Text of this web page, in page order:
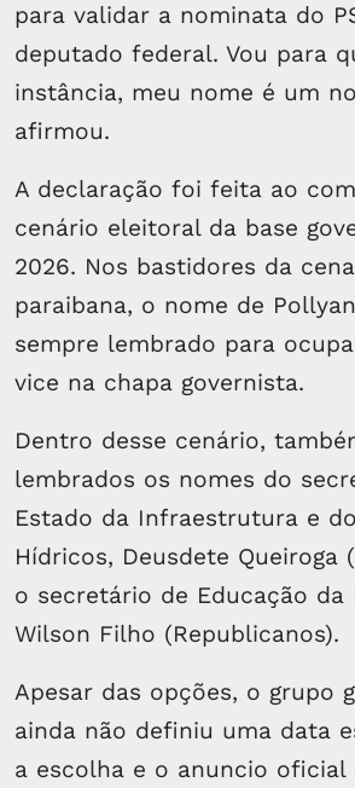
para validar a nominata do
deputado federal. Vou para
instância, meu nome é um
afirmou.
A declaração foi feita ao
cenário eleitoral da base
2026. Nos bastidores da
paraibana, o nome de
sempre lembrado para
vice na chapa governista.
Dentro desse cenário,
lembrados os nomes do
Estado da Infraestrutura e
Hídricos, Deusdete Queiroga
o secretário de Educação da
Wilson Filho (Republicanos).
Apesar das opções, o grupo
ainda não definiu uma data
a escolha e o anuncio oficial